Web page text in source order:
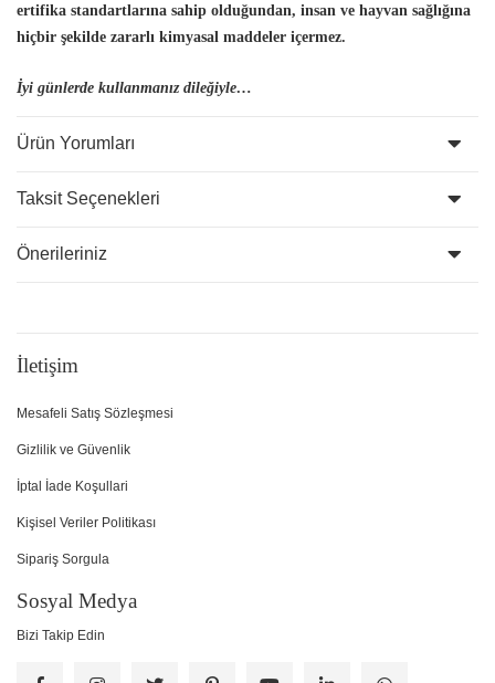
ertifika standartlarına sahip olduğundan, insan ve hayvan sağlığına
hiçbir şekilde zararlı kimyasal maddeler içermez.
İyi günlerde kullanmanız dileğiyle…
Ürün Yorumları
Taksit Seçenekleri
Önerileriniz
İletişim
Mesafeli Satış Sözleşmesi
Gizlilik ve Güvenlik
İptal İade Koşullari
Kişisel Veriler Politikası
Sipariş Sorgula
Sosyal Medya
Bizi Takip Edin